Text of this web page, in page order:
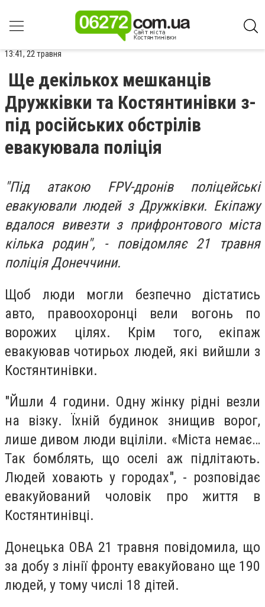
13:41, 22 травня
Ще декількох мешканців
Дружківки та Костянтинівки з-
під російських обстрілів
евакуювала поліція
"Під атакою FPV-дронів поліцейські
евакуювали людей з Дружківки. Екіпажу
вдалося вивезти з прифронтового міста
кілька родин", - повідомляє 21 травня
поліція Донеччини.
Щоб люди могли безпечно дістатись
авто, правоохоронці вели вогонь по
ворожих цілях. Крім того, екіпаж
евакуював чотирьох людей, які вийшли з
Костянтинівки.
"Йшли 4 години. Одну жінку рідні везли
на візку. Їхній будинок знищив ворог,
лише дивом люди вціліли. «Міста немає…
Так бомблять, що оселі аж підлітають.
Людей ховають у городах", - розповідає
евакуйований чоловік про життя в
Костянтинівці.
Донецька ОВА 21 травня повідомила, що
за добу з лінії фронту евакуйовано ще 190
людей, у тому числі 18 дітей.